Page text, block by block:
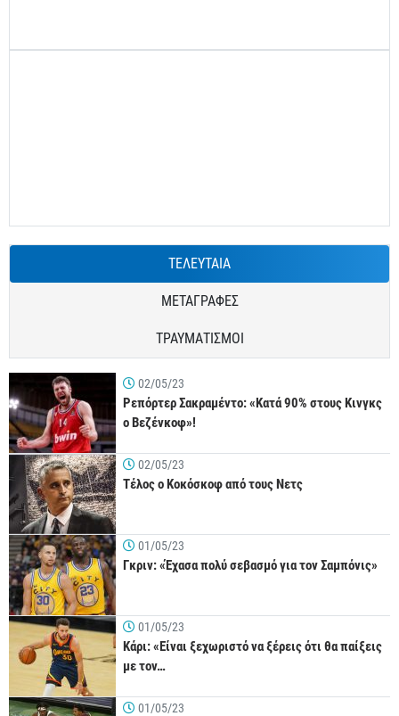
ΤΕΛΕΥΤΑΙΑ
ΜΕΤΑΓΡΑΦΕΣ
ΤΡΑΥΜΑΤΙΣΜΟΙ
02/05/23
Ρεπόρτερ Σακραμέντο: «Κατά 90% στους Κινγκς
ο Βεζένκοφ»!
02/05/23
Τέλος ο Κοκόσκοφ από τους Νετς
01/05/23
Γκριν: «Έχασα πολύ σεβασμό για τον Σαμπόνις»
01/05/23
Κάρι: «Είναι ξεχωριστό να ξέρεις ότι θα παίξεις
με τον…
01/05/23